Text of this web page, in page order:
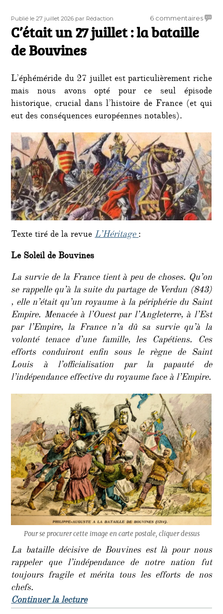
Publié
le
Publié le 27 juillet 2026 Auteur
par Rédaction 6 commentairessur
la
de
C’était un 27 juillet : la bataille
de Bouvines
L’éphéméride du 27 juillet est particulièrement riche
mais nous avons opté pour ce seul épisode
historique, crucial dans l’histoire de France (et qui
eut des conséquences européennes notables).
Texte tiré de la revueL’Héritage:
Le Soleil de Bouvines
La survie de la France tient à peu de choses. Qu’on
se rappelle qu’à la suite du partage de Verdun (843)
, elle n’était qu’un royaume à la périphérie du Saint
Empire. Menacée à l’Ouest par l’Angleterre, à l’Est
par l’Empire, la France n’a dû sa survie qu’à la
volonté tenace d’une famille, les Capétiens. Ces
efforts conduiront enfin sous le règne de Saint
Louis à l’officialisation par la papauté de
l’indépendance effective du royaume face à l’Empire.
Pour se procurer cette image en carte postale, cliquer dessus
La bataille décisive de Bouvines est là pour nous
rappeler que l’indépendance de notre nation fut
toujours fragile et mérita tous les efforts de nos
chefs.
Continuer la lecturede « C’était un 27 juillet : la